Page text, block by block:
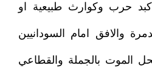
كبد حرب وكوارث طبيعية او
والافق امام السودانيين
الموت بالجملة والقطاعي